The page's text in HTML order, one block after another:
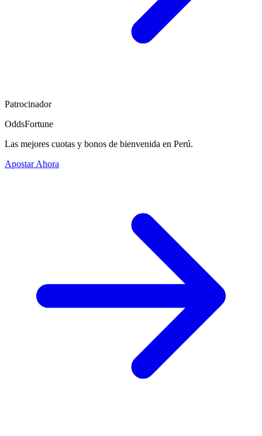
Patrocinador
OddsFortune
Las mejores cuotas y bonos de bienvenida en Perú.
Apostar Ahora